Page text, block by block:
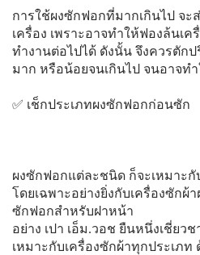
การใช้ผงซักฟอกที่มากเกินไป จะ
เครื่อง เพราะอาจทำให้ฟองล้นเ
ทำงานต่อไปได้ ดังนั้น จึงควรตัก
มาก หรือน้อยจนเกินไป จนอาจท
✅ เช็กประเภทผงซักฟอกก่อนซัก
ผงซักฟอกแต่ละชนิด ก็จะเหมาะกั
โดยเฉพาะอย่างยิ่งกับเครื่องซักผ้
ซักฟอกสำหรับฝาหน้า
อย่าง เปา เอ็ม.วอช ยืนหนึ่งเชี่ยวช
เหมาะกับเครื่องซักผ้าทุกประเภ